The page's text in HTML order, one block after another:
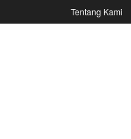
Tentang Kami